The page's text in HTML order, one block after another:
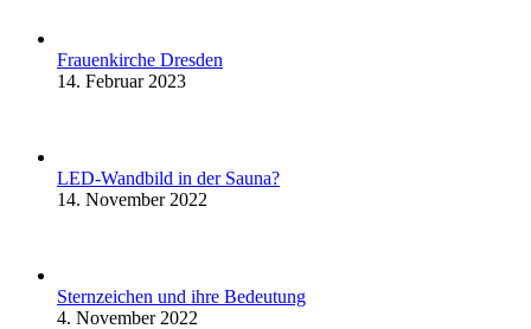
Frauenkirche Dresden
14. Februar 2023
LED-Wandbild in der Sauna?
14. November 2022
Sternzeichen und ihre Bedeutung
4. November 2022